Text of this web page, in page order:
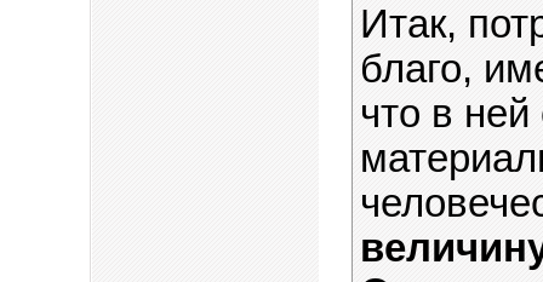
Итак,
благо,
что в